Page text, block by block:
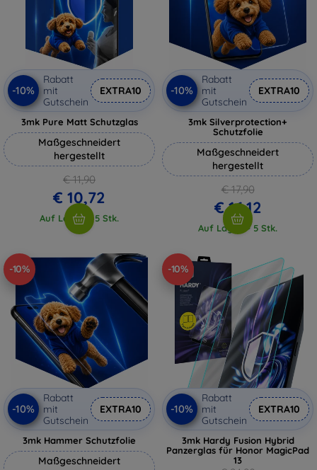
-10%
Rabatt
mit
Gutschein
EXTRA10
3mk Pure Matt Schutzglas
Maßgeschneidert
hergestellt
€ 11,90
€ 10,72
Auf Lager > 5 Stk.
-10%
Rabatt
mit
Gutschein
EXTRA10
3mk Silverprotection+
Schutzfolie
Maßgeschneidert
hergestellt
€ 17,90
€ 16,12
Auf Lager > 5 Stk.
-10%
-10%
Rabatt
mit
Gutschein
EXTRA10
3mk Hammer Schutzfolie
Maßgeschneidert
-10%
-10%
Rabatt
mit
Gutschein
EXTRA10
3mk Hardy Fusion Hybrid
Panzerglas für Honor MagicPad
13